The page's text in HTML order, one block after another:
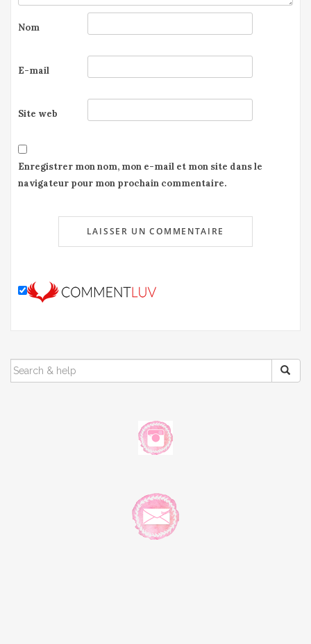
Nom
E-mail
Site web
Enregistrer mon nom, mon e-mail et mon site dans le
navigateur pour mon prochain commentaire.
SEARCH
FOR: